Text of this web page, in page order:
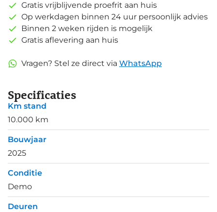
Gratis vrijblijvende proefrit aan huis
Op werkdagen binnen 24 uur persoonlijk advies
Binnen 2 weken rijden is mogelijk
Gratis aflevering aan huis
Vragen? Stel ze direct via WhatsApp
Specificaties
Km stand
10.000 km
Bouwjaar
2025
Conditie
Demo
Deuren